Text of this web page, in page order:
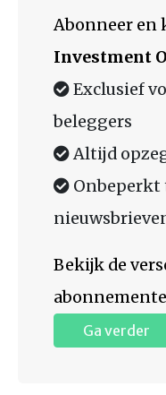
Abonneer
Investment
Exclusief
beleggers
Altijd
Onbeperkt
Bekijk de
Ga verder